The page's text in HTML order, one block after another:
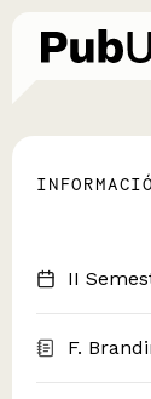
II
F.